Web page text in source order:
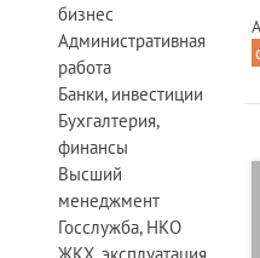
бизнес
Административная
работа
Банки, инвестиции
Бухгалтерия,
финансы
Высший
менеджмент
Госслужба, НКО